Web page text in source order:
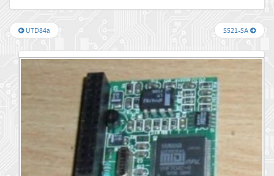
UTD84a S521-SA